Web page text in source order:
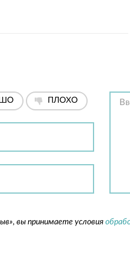
ПЛОХО
вы принимаете условия